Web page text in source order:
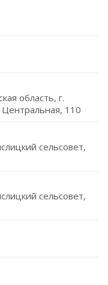
область, г.
110
сельсовет,
сельсовет,